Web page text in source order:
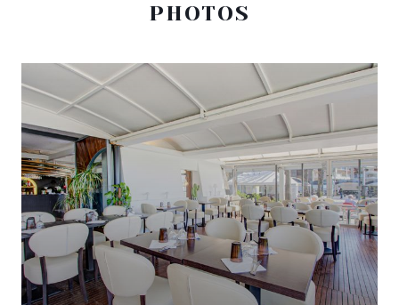
PHOTOS